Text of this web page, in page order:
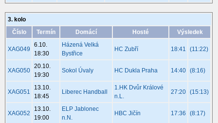
3. kolo
Číslo
Termín Domácí Hosté Výsledek
XAG049
6.10.
18:30
Házená Velká
Bystřice
HC Zubří 18:41 (11:22)
XAG050
20.10.
19:30
Sokol Úvaly HC Dukla Praha 14:40 (8:16)
XAG051
13.10.
18:45
Liberec Handball
1.HK Dvůr Králové
n.L.
27:20 (15:13)
XAG052
13.10.
19:00
ELP Jablonec
n.N.
HBC Jičín 17:36 (8:17)